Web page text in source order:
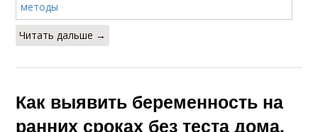
Читать дальше →
Как выявить беременность на
ранних сроках без теста дома.